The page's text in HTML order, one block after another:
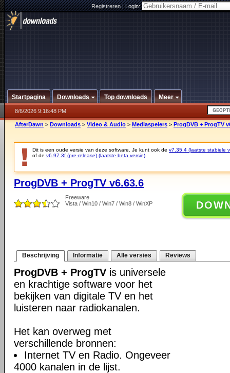
Registreren|Login:
Startpagina Downloads Top downloads Meer
8/6/2026 9:16:48 PM
AfterDawn > Downloads > Video & Audio > Mediaspelers > ProgDVB + ProgTV
Dit is een oude versie van deze software. Je kunt ook de v7.35.4 (laatste stabiele
of de v6.97.3f (pre-release) (laatste beta versie)
ProgDVB + ProgTV v6.63.6
Freeware
Vista / Win10 / Win7 / Win8 / WinXP
Beschrijving Informatie Alle versies Reviews
ProgDVB + ProgTV is universele
en krachtige software voor het
bekijken van digitale TV en het
luisteren naar radiokanalen.
Het kan overweg met
verschillende bronnen:
Internet TV en Radio. Ongeveer
4000 kanalen in de lijst.